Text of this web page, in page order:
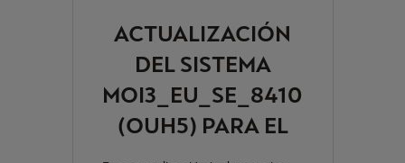
ACTUALIZACIÓN
DEL SISTEMA
MOI3_EU_SE_8410L
(OUH5) PARA EL
CUPRA ATECA